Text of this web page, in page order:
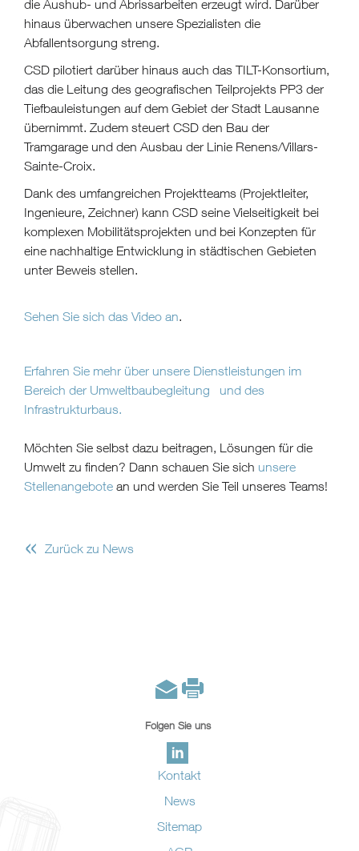
die Aushub- und Abrissarbeiten erzeugt wird. Darüber
hinaus überwachen unsere Spezialisten die
Abfallentsorgung streng.
CSD pilotiert darüber hinaus auch das TILT-Konsortium,
das die Leitung des geografischen Teilprojekts PP3 der
Tiefbauleistungen auf dem Gebiet der Stadt Lausanne
übernimmt. Zudem steuert CSD den Bau der
Tramgarage und den Ausbau der Linie Renens/Villars-
Sainte-Croix.
Dank des umfangreichen Projektteams (Projektleiter,
Ingenieure, Zeichner) kann CSD seine Vielseitigkeit bei
komplexen Mobilitätsprojekten und bei Konzepten für
eine nachhaltige Entwicklung in städtischen Gebieten
unter Beweis stellen.
Sehen Sie sich das Video an.
Erfahren Sie mehr über unsere Dienstleistungen im
Bereich der Umweltbaubegleitung und des
Infrastrukturbaus.
Möchten Sie selbst dazu beitragen, Lösungen für die
Umwelt zu finden? Dann schauen Sie sich unsere
Stellenangebote an und werden Sie Teil unseres Teams!
« Zurück zu News
Folgen Sie uns
Kontakt
News
Sitemap